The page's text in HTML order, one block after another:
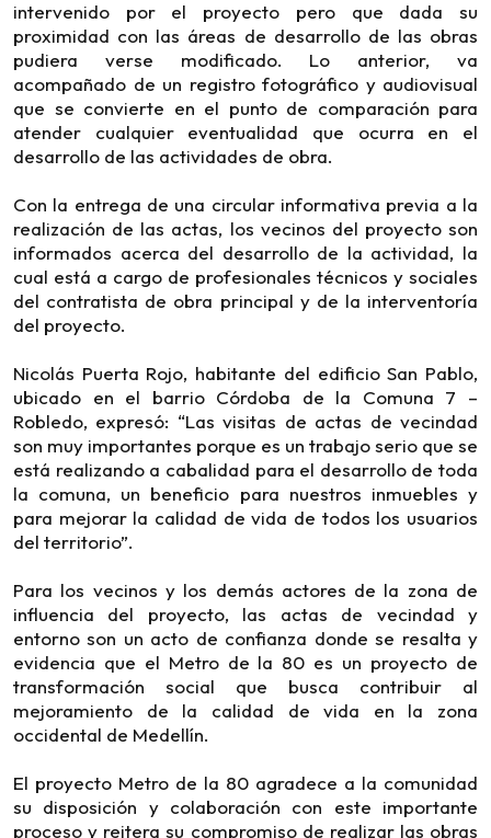
intervenido por el proyecto pero que dada su
proximidad con las áreas de desarrollo de las obras
pudiera verse modificado. Lo anterior, va
acompañado de un registro fotográfico y audiovisual
que se convierte en el punto de comparación para
atender cualquier eventualidad que ocurra en el
desarrollo de las actividades de obra.
Con la entrega de una circular informativa previa a la
realización de las actas, los vecinos del proyecto son
informados acerca del desarrollo de la actividad, la
cual está a cargo de profesionales técnicos y sociales
del contratista de obra principal y de la interventoría
del proyecto.
Nicolás Puerta Rojo, habitante del edificio San Pablo,
ubicado en el barrio Córdoba de la Comuna 7 –
Robledo, expresó: “Las visitas de actas de vecindad
son muy importantes porque es un trabajo serio que se
está realizando a cabalidad para el desarrollo de toda
la comuna, un beneficio para nuestros inmuebles y
para mejorar la calidad de vida de todos los usuarios
del territorio”.
Para los vecinos y los demás actores de la zona de
influencia del proyecto, las actas de vecindad y
entorno son un acto de confianza donde se resalta y
evidencia que el Metro de la 80 es un proyecto de
transformación social que busca contribuir al
mejoramiento de la calidad de vida en la zona
occidental de Medellín.
El proyecto Metro de la 80 agradece a la comunidad
su disposición y colaboración con este importante
proceso y reitera su compromiso de realizar las obras